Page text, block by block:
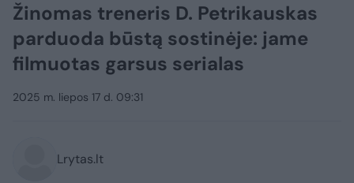
Žinomas treneris D. Petrikauskas
parduoda būstą sostinėje: jame
filmuotas garsus serialas
2025 m. liepos 17 d. 09:31
Lrytas.lt